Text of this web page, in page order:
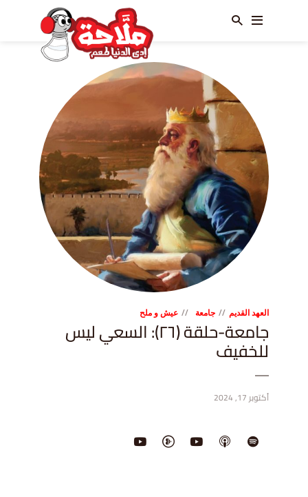
العهد القديم جامعة عيش و ملح
جامعة-حلقة (٢٦): السعي ليس
للخفيف
أكتوبر 17, 2024